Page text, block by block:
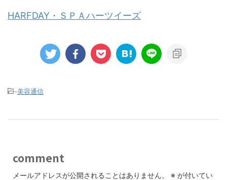
HARFDAY・ＳＰＡハーツイーズ
-美容通信
comment
メールアドレスが公開されることはありません。 ※ が付いてい